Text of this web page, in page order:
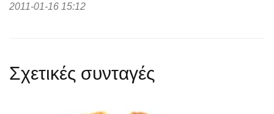
2011-01-16 15:12
Σχετικές συνταγές